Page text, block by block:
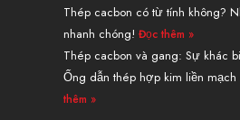
Thép cacbon có từ tính không?
nhanh chóng! Đọc thêm »
Thép cacbon và gang: Sự khác
Ống dẫn thép hợp kim liền mạch
thêm »